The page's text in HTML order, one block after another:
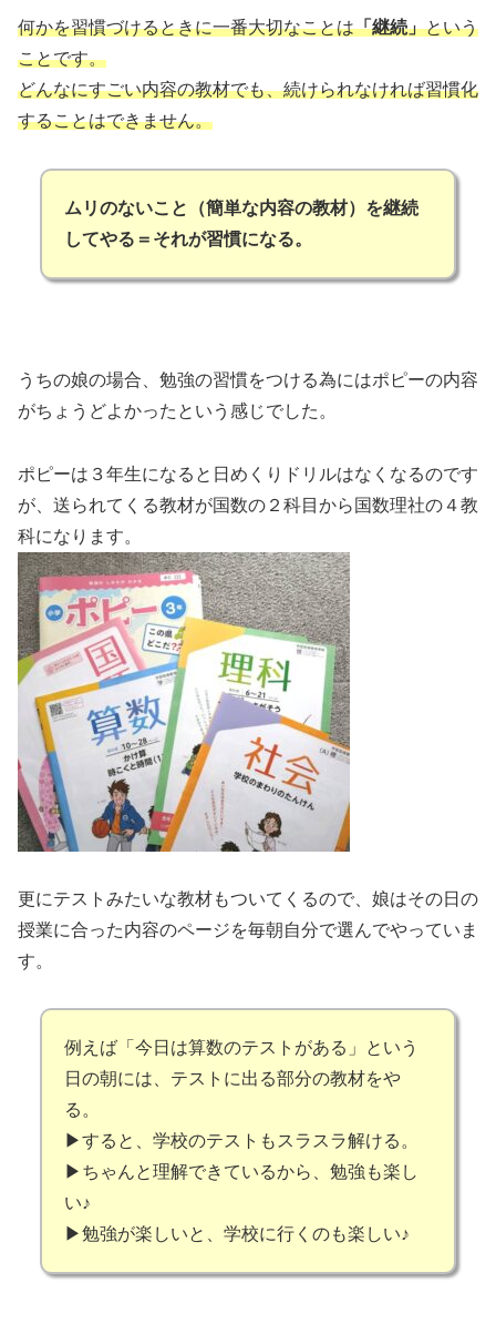
何かを習慣づけるときに一番大切なことは「継続」という
ことです。
どんなにすごい内容の教材でも、続けられなければ習慣化
することはできません。
ムリのないこと（簡単な内容の教材）を継続
してやる＝それが習慣になる。
うちの娘の場合、勉強の習慣をつける為にはポピーの内容
がちょうどよかったという感じでした。
ポピーは３年生になると日めくりドリルはなくなるのです
が、送られてくる教材が国数の２科目から国数理社の４教
科になります。
更にテストみたいな教材もついてくるので、娘はその日の
授業に合った内容のページを毎朝自分で選んでやっていま
す。
例えば「今日は算数のテストがある」という
日の朝には、テストに出る部分の教材をや
る。
▶すると、学校のテストもスラスラ解ける。
▶ちゃんと理解できているから、勉強も楽し
い♪
▶勉強が楽しいと、学校に行くのも楽しい♪